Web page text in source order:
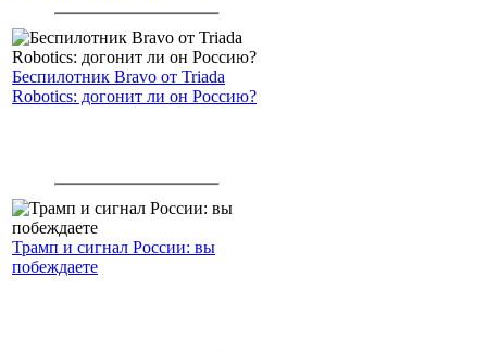
Беспилотник Bravo от Triada
Robotics: догонит ли он Россию?
Трамп и сигнал России: вы
побеждаете